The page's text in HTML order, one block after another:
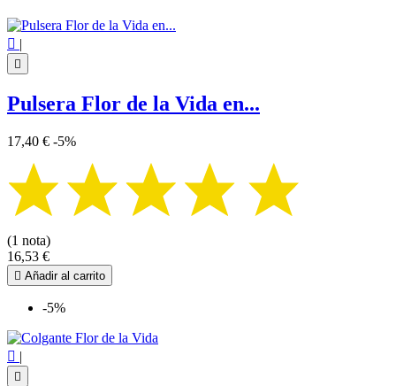
 |

Pulsera Flor de la Vida en...
17,40 € -5%
(1 nota)
16,53 €
 Añadir al carrito
-5%
 |
